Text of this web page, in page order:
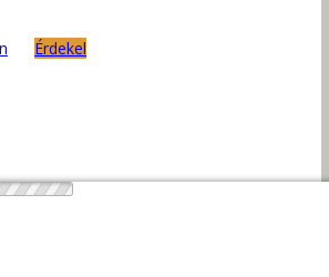
Érdekel